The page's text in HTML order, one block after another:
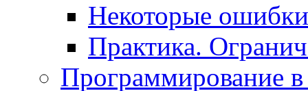
Некоторые
Практика.
Программирование